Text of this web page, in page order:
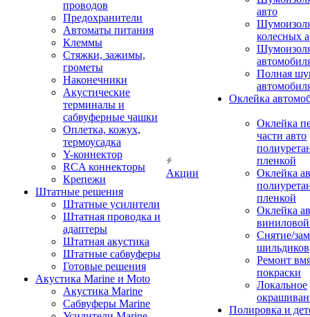
проводов
Предохранители
Автоматы питания
Клеммы
Стяжки, зажимы,
грометы
Наконечники
Акустические
терминалы и
сабвуферные чашки
Оплетка, кожух,
термоусадка
Y-коннектор
RCA коннекторы
Крепежи
Штатные решения
Штатные усилители
Штатная проводка и
адаптеры
Штатная акустика
Штатные сабвуферы
Готовые решения
Акустика Marine и Moto
Акустика Marine
Сабвуферы Marine
Акции
авто
колесных
Полная
Оклейка
Оклейка
части авто
пленкой
Оклейка
пленкой
Оклейка
Снятие/
шильдиков
Ремонт
покраски
Локальное
Полировка и